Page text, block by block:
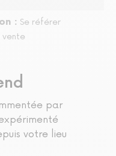
: Se référer
vente
par
votre lieu